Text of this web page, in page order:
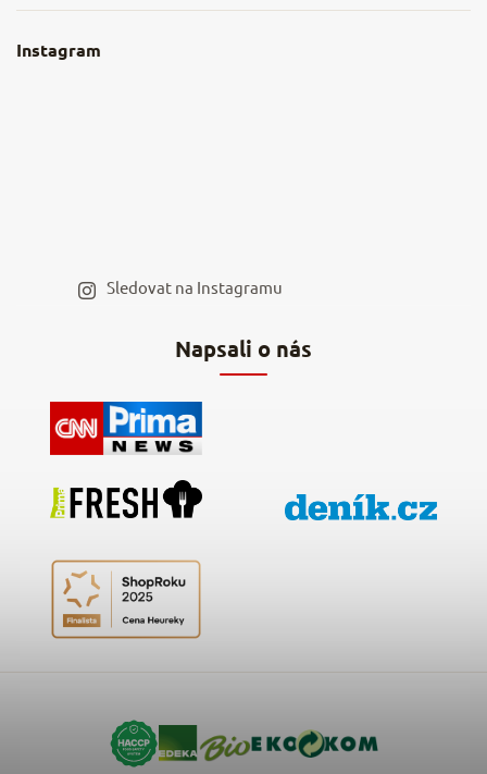
Obchodní podmínky
Nejčastější dotazy
Napsali o nás
Instagram
Sledovat na Instagramu
Hodnocení obchodu